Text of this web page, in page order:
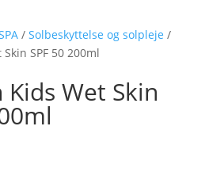
/ Solbeskyttelse og solpleje /
SPF 50 200ml
Wet Skin